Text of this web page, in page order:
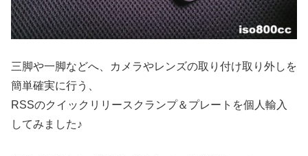
三脚や一脚などへ、カメラやレンズの取り付け取り外しを
簡単確実に行う、
RSSのクイックリリースクランプ＆プレートを個人輸入
してみました♪